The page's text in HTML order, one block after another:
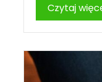
Czytaj